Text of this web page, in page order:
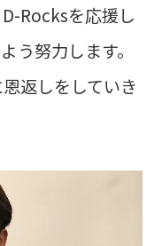
Rocksを応援し
う努力します。
返しをしていき